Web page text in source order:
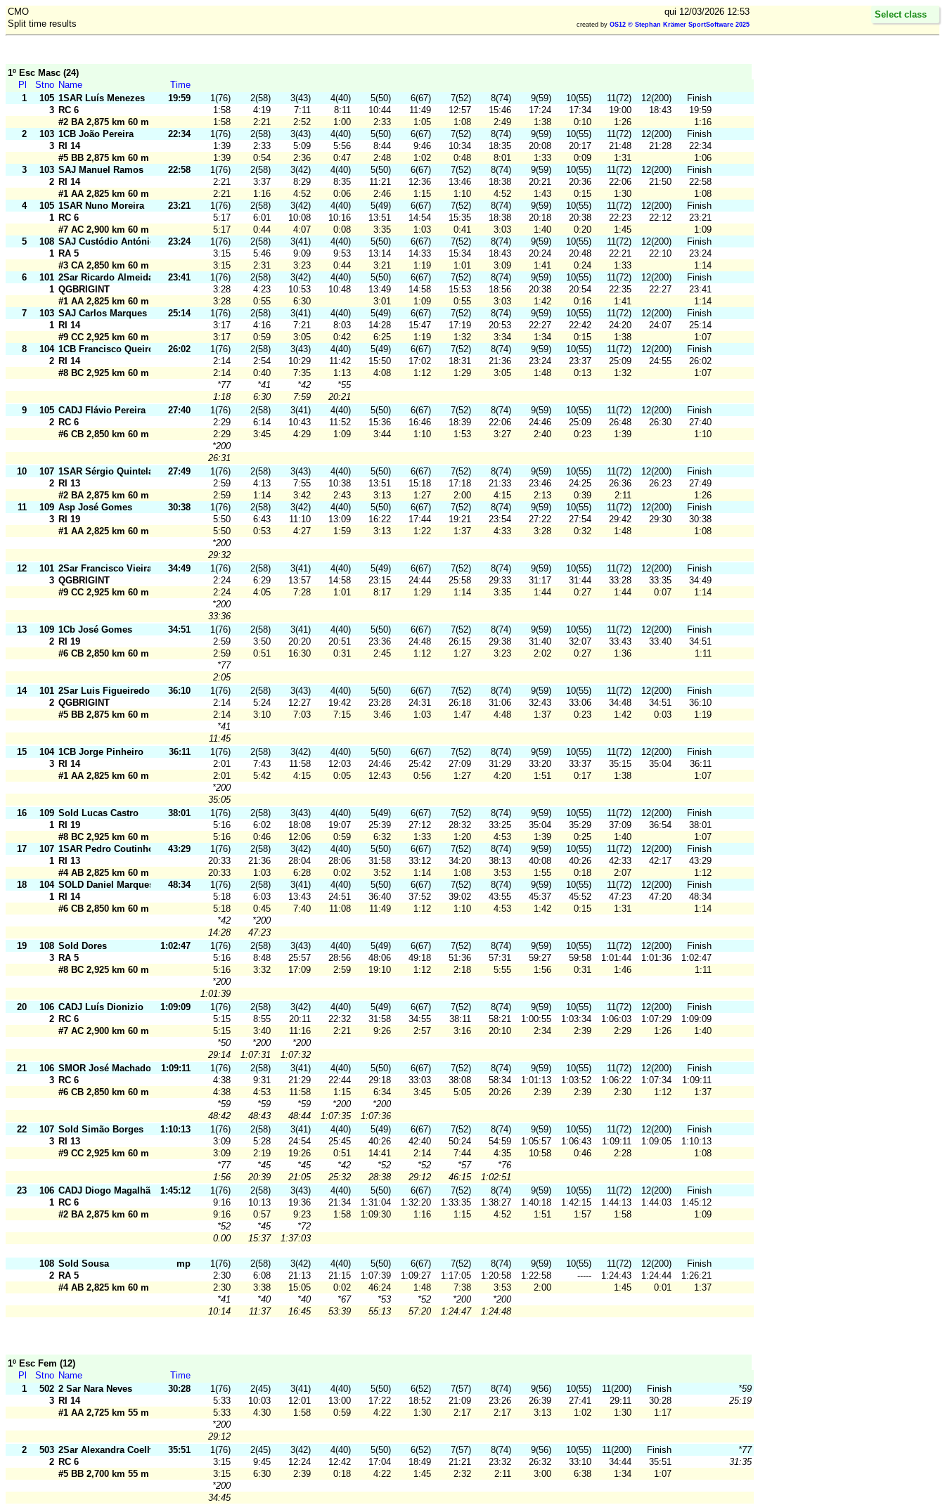
CMO
qui 12/03/2026 12:53
Split time results
created by OS12 © Stephan Krämer SportSoftware 2025
1º Esc Masc (24)
Pl
Stno Name
Time
1
105 1SAR Luís Menezes 19:59 1(76) 2(58) 3(43) 4(40) 5(50) 6(67) 7(52) 8(74) 9(59) 10(55) 11(72) 12(200)
Finish
3 RC 6 1:58 4:19 7:11 8:11 10:44 11:49 12:57 15:46 17:24 17:34 19:00 18:43
19:59
#2 BA 2,875 km 60 m
1:58 2:21 2:52 1:00 2:33 1:05 1:08 2:49 1:38 0:10 1:26
1:16
2
103 1CB João Pereira 22:34 1(76) 2(58) 3(43) 4(40) 5(50) 6(67) 7(52) 8(74) 9(59) 10(55) 11(72) 12(200)
Finish
3 RI 14 1:39 2:33 5:09 5:56 8:44 9:46 10:34 18:35 20:08 20:17 21:48 21:28
22:34
#5 BB 2,875 km 60 m
1:39 0:54 2:36 0:47 2:48 1:02 0:48 8:01 1:33 0:09 1:31
1:06
3
103 SAJ Manuel Ramos 22:58 1(76) 2(58) 3(42) 4(40) 5(50) 6(67) 7(52) 8(74) 9(59) 10(55) 11(72) 12(200)
Finish
2 RI 14 2:21 3:37 8:29 8:35 11:21 12:36 13:46 18:38 20:21 20:36 22:06 21:50
22:58
#1 AA 2,825 km 60 m
2:21 1:16 4:52 0:06 2:46 1:15 1:10 4:52 1:43 0:15 1:30
1:08
4
105 1SAR Nuno Moreira 23:21 1(76) 2(58) 3(42) 4(40) 5(49) 6(67) 7(52) 8(74) 9(59) 10(55) 11(72) 12(200)
Finish
1 RC 6 5:17 6:01 10:08 10:16 13:51 14:54 15:35 18:38 20:18 20:38 22:23 22:12
23:21
#7 AC 2,900 km 60 m
5:17 0:44 4:07 0:08 3:35 1:03 0:41 3:03 1:40 0:20 1:45
1:09
5
108 SAJ Custódio António 23:24 1(76) 2(58) 3(41) 4(40) 5(50) 6(67) 7(52) 8(74) 9(59) 10(55) 11(72) 12(200)
Finish
1 RA 5 3:15 5:46 9:09 9:53 13:14 14:33 15:34 18:43 20:24 20:48 22:21 22:10
23:24
#3 CA 2,850 km 60 m
3:15 2:31 3:23 0:44 3:21 1:19 1:01 3:09 1:41 0:24 1:33
1:14
6
101 2Sar Ricardo Almeida 23:41 1(76) 2(58) 3(42) 4(40) 5(50) 6(67) 7(52) 8(74) 9(59) 10(55) 11(72) 12(200)
Finish
1 QGBRIGINT 3:28 4:23 10:53 10:48 13:49 14:58 15:53 18:56 20:38 20:54 22:35 22:27
23:41
#1 AA 2,825 km 60 m
3:28 0:55 6:30 3:01 1:09 0:55 3:03 1:42 0:16 1:41
1:14
7
103 SAJ Carlos Marques 25:14 1(76) 2(58) 3(41) 4(40) 5(49) 6(67) 7(52) 8(74) 9(59) 10(55) 11(72) 12(200)
Finish
1 RI 14 3:17 4:16 7:21 8:03 14:28 15:47 17:19 20:53 22:27 22:42 24:20 24:07
25:14
#9 CC 2,925 km 60 m
3:17 0:59 3:05 0:42 6:25 1:19 1:32 3:34 1:34 0:15 1:38
1:07
8
104 1CB Francisco Queiroz 26:02 1(76) 2(58) 3(43) 4(40) 5(49) 6(67) 7(52) 8(74) 9(59) 10(55) 11(72) 12(200)
Finish
2 RI 14 2:14 2:54 10:29 11:42 15:50 17:02 18:31 21:36 23:24 23:37 25:09 24:55
26:02
#8 BC 2,925 km 60 m
2:14 0:40 7:35 1:13 4:08 1:12 1:29 3:05 1:48 0:13 1:32
1:07
*77
*41 *42
*55
1:18
6:30 7:59
20:21
9
105 CADJ Flávio Pereira 27:40 1(76) 2(58) 3(41) 4(40) 5(50) 6(67) 7(52) 8(74) 9(59) 10(55) 11(72) 12(200)
Finish
2 RC 6 2:29 6:14 10:43 11:52 15:36 16:46 18:39 22:06 24:46 25:09 26:48 26:30
27:40
#6 CB 2,850 km 60 m
2:29 3:45 4:29 1:09 3:44 1:10 1:53 3:27 2:40 0:23 1:39
1:10
*200
26:31
10
107 1SAR Sérgio Quintelas 27:49 1(76) 2(58) 3(43) 4(40) 5(50) 6(67) 7(52) 8(74) 9(59) 10(55) 11(72) 12(200)
Finish
2 RI 13 2:59 4:13 7:55 10:38 13:51 15:18 17:18 21:33 23:46 24:25 26:36 26:23
27:49
#2 BA 2,875 km 60 m
2:59 1:14 3:42 2:43 3:13 1:27 2:00 4:15 2:13 0:39 2:11
1:26
11
109 Asp José Gomes 30:38 1(76) 2(58) 3(42) 4(40) 5(50) 6(67) 7(52) 8(74) 9(59) 10(55) 11(72) 12(200)
Finish
3 RI 19 5:50 6:43 11:10 13:09 16:22 17:44 19:21 23:54 27:22 27:54 29:42 29:30
30:38
#1 AA 2,825 km 60 m
5:50 0:53 4:27 1:59 3:13 1:22 1:37 4:33 3:28 0:32 1:48
1:08
*200
29:32
12
101 2Sar Francisco Vieira 34:49 1(76) 2(58) 3(41) 4(40) 5(49) 6(67) 7(52) 8(74) 9(59) 10(55) 11(72) 12(200)
Finish
3 QGBRIGINT 2:24 6:29 13:57 14:58 23:15 24:44 25:58 29:33 31:17 31:44 33:28 33:35
34:49
#9 CC 2,925 km 60 m
2:24 4:05 7:28 1:01 8:17 1:29 1:14 3:35 1:44 0:27 1:44 0:07
1:14
*200
33:36
13
109 1Cb José Gomes 34:51 1(76) 2(58) 3(41) 4(40) 5(50) 6(67) 7(52) 8(74) 9(59) 10(55) 11(72) 12(200)
Finish
2 RI 19 2:59 3:50 20:20 20:51 23:36 24:48 26:15 29:38 31:40 32:07 33:43 33:40
34:51
#6 CB 2,850 km 60 m
2:59 0:51 16:30 0:31 2:45 1:12 1:27 3:23 2:02 0:27 1:36
1:11
*77
2:05
14
101 2Sar Luis Figueiredo 36:10 1(76) 2(58) 3(43) 4(40) 5(50) 6(67) 7(52) 8(74) 9(59) 10(55) 11(72) 12(200)
Finish
2 QGBRIGINT 2:14 5:24 12:27 19:42 23:28 24:31 26:18 31:06 32:43 33:06 34:48 34:51
36:10
#5 BB 2,875 km 60 m
2:14 3:10 7:03 7:15 3:46 1:03 1:47 4:48 1:37 0:23 1:42 0:03
1:19
*41
11:45
15
104 1CB Jorge Pinheiro 36:11 1(76) 2(58) 3(42) 4(40) 5(50) 6(67) 7(52) 8(74) 9(59) 10(55) 11(72) 12(200)
Finish
3 RI 14 2:01 7:43 11:58 12:03 24:46 25:42 27:09 31:29 33:20 33:37 35:15 35:04
36:11
#1 AA 2,825 km 60 m
2:01 5:42 4:15 0:05 12:43 0:56 1:27 4:20 1:51 0:17 1:38
1:07
*200
35:05
16
109 Sold Lucas Castro 38:01 1(76) 2(58) 3(43) 4(40) 5(49) 6(67) 7(52) 8(74) 9(59) 10(55) 11(72) 12(200)
Finish
1 RI 19 5:16 6:02 18:08 19:07 25:39 27:12 28:32 33:25 35:04 35:29 37:09 36:54
38:01
#8 BC 2,925 km 60 m
5:16 0:46 12:06 0:59 6:32 1:33 1:20 4:53 1:39 0:25 1:40
1:07
17
107 1SAR Pedro Coutinho 43:29 1(76) 2(58) 3(42) 4(40) 5(50) 6(67) 7(52) 8(74) 9(59) 10(55) 11(72) 12(200)
Finish
1 RI 13 20:33 21:36 28:04 28:06 31:58 33:12 34:20 38:13 40:08 40:26 42:33 42:17
43:29
#4 AB 2,825 km 60 m
20:33 1:03 6:28 0:02 3:52 1:14 1:08 3:53 1:55 0:18 2:07
1:12
18
104 SOLD Daniel Marques 48:34 1(76) 2(58) 3(41) 4(40) 5(50) 6(67) 7(52) 8(74) 9(59) 10(55) 11(72) 12(200)
Finish
1 RI 14 5:18 6:03 13:43 24:51 36:40 37:52 39:02 43:55 45:37 45:52 47:23 47:20
48:34
#6 CB 2,850 km 60 m
5:18 0:45 7:40 11:08 11:49 1:12 1:10 4:53 1:42 0:15 1:31
1:14
*42
*200
14:28
47:23
19
108 Sold Dores 1:02:47 1(76) 2(58) 3(43) 4(40) 5(49) 6(67) 7(52) 8(74) 9(59) 10(55) 11(72) 12(200)
Finish
3 RA 5 5:16 8:48 25:57 28:56 48:06 49:18 51:36 57:31 59:27 59:58 1:01:44 1:01:36
1:02:47
#8 BC 2,925 km 60 m
5:16 3:32 17:09 2:59 19:10 1:12 2:18 5:55 1:56 0:31 1:46
1:11
*200
1:01:39
20
106 CADJ Luís Dionizio 1:09:09 1(76) 2(58) 3(42) 4(40) 5(49) 6(67) 7(52) 8(74) 9(59) 10(55) 11(72) 12(200)
Finish
2 RC 6 5:15 8:55 20:11 22:32 31:58 34:55 38:11 58:21 1:00:55 1:03:34 1:06:03 1:07:29
1:09:09
#7 AC 2,900 km 60 m
5:15 3:40 11:16 2:21 9:26 2:57 3:16 20:10 2:34 2:39 2:29 1:26
1:40
*50
*200
*200
29:14
1:07:31
1:07:32
21
106 SMOR José Machado 1:09:11 1(76) 2(58) 3(41) 4(40) 5(50) 6(67) 7(52) 8(74) 9(59) 10(55) 11(72) 12(200)
Finish
3 RC 6 4:38 9:31 21:29 22:44 29:18 33:03 38:08 58:34 1:01:13 1:03:52 1:06:22 1:07:34
1:09:11
#6 CB 2,850 km 60 m
4:38 4:53 11:58 1:15 6:34 3:45 5:05 20:26 2:39 2:39 2:30 1:12
1:37
*59
*59 *59 *200
*200
48:42
48:43 48:44 1:07:35
1:07:36
22
107 Sold Simão Borges 1:10:13 1(76) 2(58) 3(41) 4(40) 5(49) 6(67) 7(52) 8(74) 9(59) 10(55) 11(72) 12(200)
Finish
3 RI 13 3:09 5:28 24:54 25:45 40:26 42:40 50:24 54:59 1:05:57 1:06:43 1:09:11 1:09:05
1:10:13
#9 CC 2,925 km 60 m
3:09 2:19 19:26 0:51 14:41 2:14 7:44 4:35 10:58 0:46 2:28
1:08
*77
*45 *45 *42 *52 *52 *57
*76
1:56
20:39 21:05 25:32 28:38 29:12 46:15
1:02:51
23
106 CADJ Diogo Magalhães 1:45:12 1(76) 2(58) 3(43) 4(40) 5(50) 6(67) 7(52) 8(74) 9(59) 10(55) 11(72) 12(200)
Finish
1 RC 6 9:16 10:13 19:36 21:34 1:31:04 1:32:20 1:33:35 1:38:27 1:40:18 1:42:15 1:44:13 1:44:03
1:45:12
#2 BA 2,875 km 60 m
9:16 0:57 9:23 1:58 1:09:30 1:16 1:15 4:52 1:51 1:57 1:58
1:09
*52
*45
*72
0.00
15:37 1:37:03
108 Sold Sousa mp 1(76) 2(58) 3(42) 4(40) 5(50) 6(67) 7(52) 8(74) 9(59) 10(55) 11(72) 12(200)
Finish
2 RA 5 2:30 6:08 21:13 21:15 1:07:39 1:09:27 1:17:05 1:20:58 1:22:58 ----- 1:24:43 1:24:44
1:26:21
#4 AB 2,825 km 60 m
2:30 3:38 15:05 0:02 46:24 1:48 7:38 3:53 2:00 1:45 0:01
1:37
*41
*40 *40 *67 *53 *52 *200
*200
10:14
11:37 16:45 53:39 55:13 57:20 1:24:47 1:24:48
1º Esc Fem (12)
Pl
Stno Name
Time
1
502 2 Sar Nara Neves 30:28 1(76) 2(45) 3(41) 4(40) 5(50) 6(52) 7(57) 8(74) 9(56) 10(55) 11(200) Finish
*59
3 RI 14 5:33 10:03 12:01 13:00 17:22 18:52 21:09 23:26 26:39 27:41 29:11 30:28
25:19
#1 AA 2,725 km 55 m
5:33 4:30 1:58 0:59 4:22 1:30 2:17 2:17 3:13 1:02 1:30
1:17
*200
29:12
2
503 2Sar Alexandra Coelho 35:51 1(76) 2(45) 3(42) 4(40) 5(50) 6(52) 7(57) 8(74) 9(56) 10(55) 11(200) Finish
*77
2 RC 6 3:15 9:45 12:24 12:42 17:04 18:49 21:21 23:32 26:32 33:10 34:44 35:51
31:35
#5 BB 2,700 km 55 m
3:15 6:30 2:39 0:18 4:22 1:45 2:32 2:11 3:00 6:38 1:34
1:07
*200
34:45
Select class